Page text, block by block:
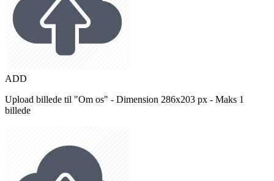
ADD
Upload billede til "Om os" - Dimension 286x203 px - Maks 1
billede